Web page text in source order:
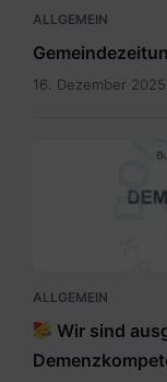
ALLGEMEIN
16. Dezember 2025
ALLGEMEIN
Wir sind